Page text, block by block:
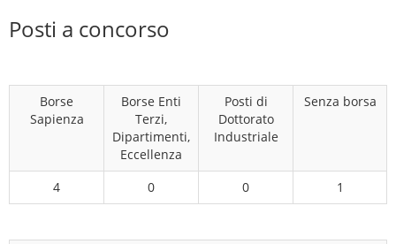
Posti a concorso
Borse
Sapienza
Borse Enti
Terzi,
Dipartimenti,
Eccellenza
Posti di
Dottorato
Industriale
Senza borsa
4 0 0 1